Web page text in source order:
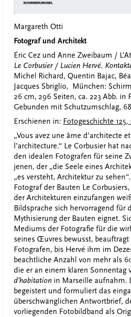
Margareth Otti
Fotograf und Architekt
Éric Cez und Anne Zweibaum /
Le Corbusier / Lucien Hervé.
Michel Richard, Quentin Bajac,
Jacques Sbriglio,
München:
26 cm, 296 Seiten, ca. 223 Abb. in
Gebunden mit Schutzumschlag,
Erschienen in: Fotogeschichte 125,
„Vous avez une âme d’architecte
l’architecture.“ Le Corbusier hat
den idealen Fotografen für seine
jenen, der „die Seele eines
„es versteht, Architektur zu
Fotograf der Bauten Le
der Architekturen einzufangen
Bildsprache sich hervorragend für
Mythisierung der Bauten eignet.
Mediums der Fotografie für die
seines Œuvres bewusst, beauftragt
Fotografen, bis Hervé ihm im
beachtliche Anzahl von mehr als
die er an einem klaren Sonnentag
d’habitation in Marseille aufnahm.
begeistert und formuliert das
überschwänglichen Antwortbrief,
vorliegenden Fotobildband als